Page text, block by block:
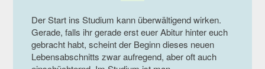
Der Start ins Studium kann überwältigend wirken.
Gerade, falls ihr gerade erst euer Abitur hinter euch
gebracht habt, scheint der Beginn dieses neuen
Lebensabschnitts zwar aufregend, aber oft auch